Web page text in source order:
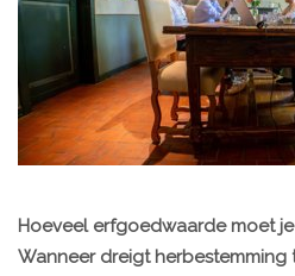
Hoeveel erfgoedwaarde moet
Wanneer dreigt herbestemming